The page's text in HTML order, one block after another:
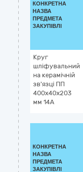
КОНКРЕТНА
НАЗВА
ПРЕДМЕТА
ЗАКУПІВЛІ
Круг
шліфувальний
на керамічній
зв'язці ПП
400х40х203
мм 14А
КОНКРЕТНА
НАЗВА
ПРЕДМЕТА
ЗАКУПІВЛІ